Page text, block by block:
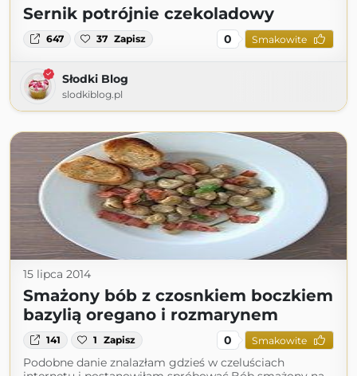
Sernik potrójnie czekoladowy
647 37 Zapisz 0 Smakowite
Słodki Blog
slodkiblog.pl
15 lipca 2014
Smażony bób z czosnkiem boczkiem
bazylią oregano i rozmarynem
141 1 Zapisz 0 Smakowite
Podobne danie znalazłam gdzieś w czeluściach